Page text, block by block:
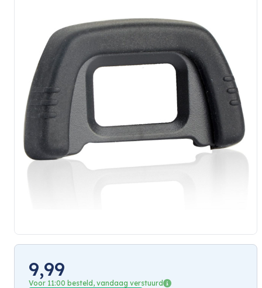
9,99
Voor 11:00 besteld, vandaag verstuurd